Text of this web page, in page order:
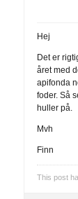
Hej
Det er
året med
apifonda
foder. Så
huller på.
Mvh
Finn
This post